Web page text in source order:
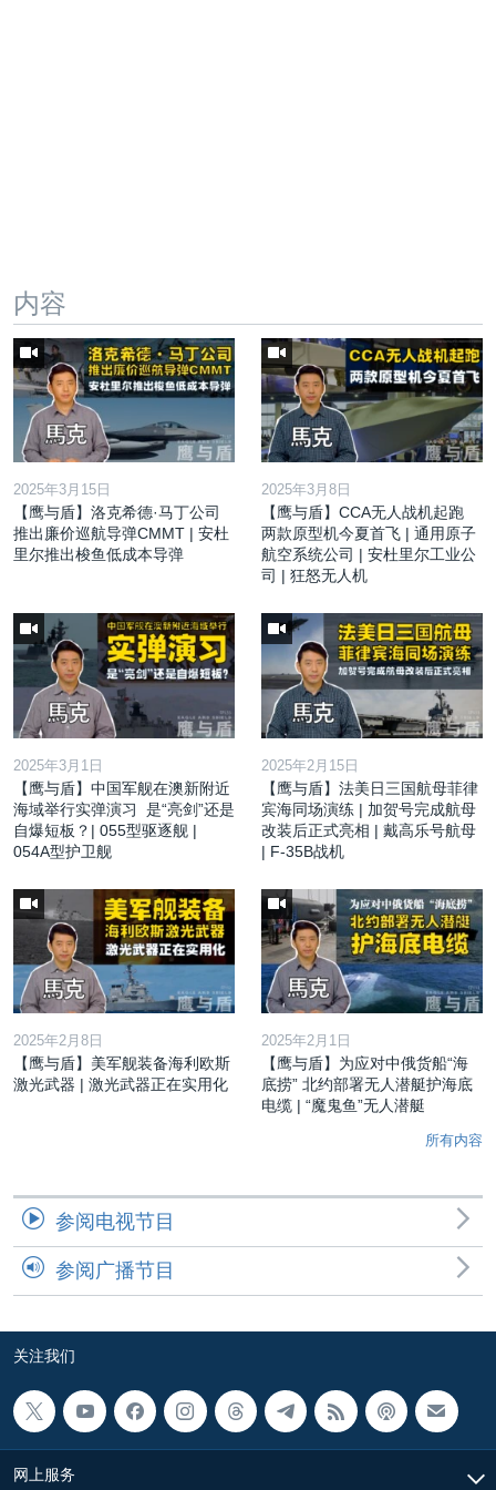
内容
2025年3月15日
【鹰与盾】洛克希德·马丁公司
推出廉价巡航导弹CMMT | 安杜
里尔推出梭鱼低成本导弹
2025年3月8日
【鹰与盾】CCA无人战机起跑
两款原型机今夏首飞 | 通用原子
航空系统公司 | 安杜里尔工业公
司 | 狂怒无人机
2025年3月1日
【鹰与盾】中国军舰在澳新附近
海域举行实弹演习 是“亮剑”还是
自爆短板？| 055型驱逐舰 |
054A型护卫舰
2025年2月15日
【鹰与盾】法美日三国航母菲律
宾海同场演练 | 加贺号完成航母
改装后正式亮相 | 戴高乐号航母
| F-35B战机
2025年2月8日
【鹰与盾】美军舰装备海利欧斯
激光武器 | 激光武器正在实用化
2025年2月1日
【鹰与盾】为应对中俄货船“海
底捞” 北约部署无人潜艇护海底
电缆 | “魔鬼鱼”无人潜艇
所有内容
参阅电视节目
参阅广播节目
关注我们
网上服务